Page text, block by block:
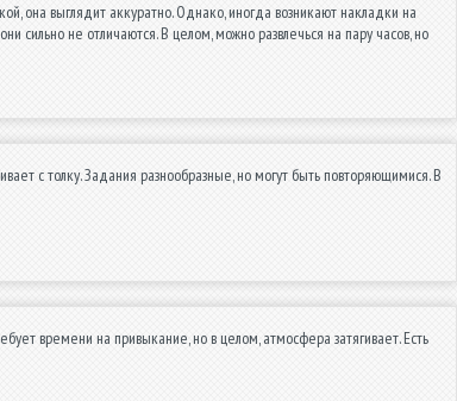
она выглядит аккуратно. Однако, иногда возникают накладки на
сильно не отличаются. В целом, можно развлечься на пару часов, но
с толку. Задания разнообразные, но могут быть повторяющимися. В
времени на привыкание, но в целом, атмосфера затягивает. Есть